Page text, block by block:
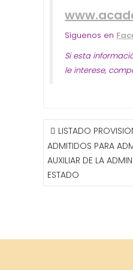
Síguenos en
Si esta
le interese,
NAVEGACIÓN
DE
ENTRADAS
LISTADO
ADMITIDOS PARA
AUXILIAR DE LA
ESTADO